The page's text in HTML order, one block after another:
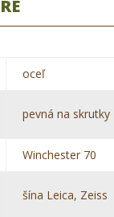
oceľ
pevná na skrutky
Winchester 70
šína Leica, Zeiss